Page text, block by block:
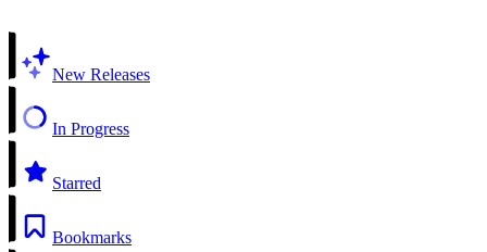
New Releases
In Progress
Starred
Bookmarks